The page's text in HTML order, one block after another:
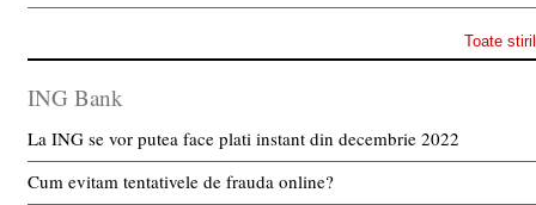
Toate
ING Bank
La ING se vor putea face plati instant din decembrie 2022
Cum evitam tentativele de frauda online?